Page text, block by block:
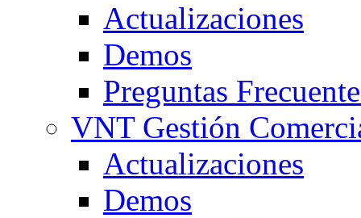
Actualizaciones
Demos
Preguntas
VNT Gestión
Actualizaciones
Demos